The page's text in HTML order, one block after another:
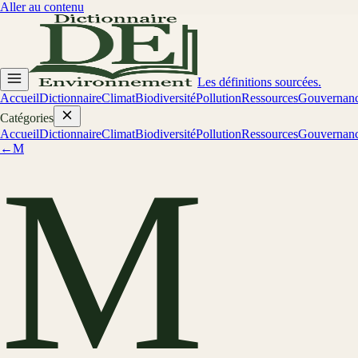
Aller au contenu
Les définitions sourcées.
AccueilDictionnaireClimatBiodiversitéPollutionRessources
Catégories
AccueilDictionnaireClimatBiodiversitéPollutionRessources
←M
M